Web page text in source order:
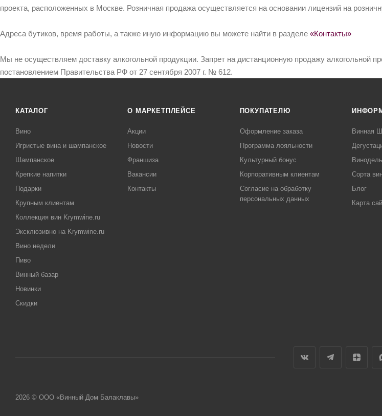
проекта, расположенных в Москве. Розничная продажа осуществляется на основании лицензий на
Адреса бутиков, время работы, а также иную информацию вы можете найти в разделе «Контакты»
Мы не осуществляем доставку алкогольной продукции. Запрет на дистанционную продажу алкогольной
постановлением Правительства РФ от 27 сентября 2007 г. № 612.
КАТАЛОГ
Вино
Игристые вина и шампанское
Шампанское
Крепкие напитки
Подарки
Крупным клиентам
Коллекция вин Krymwine.ru
Эксклюзивно на Krymwine.ru
Вино недели
Пиво
Винный базар
Новинки
Скидки
О МАРКЕТПЛЕЙСЕ
Акции
Новости
Франшиза
Вакансии
Контакты
ПОКУПАТЕЛЮ
Оформление заказа
Программа лояльности
Культурный бонус
Корпоративным клиентам
Согласие на обработку
персональных данных
Винная
Сорта
Блог
Карта
2026 © ООО «Винный Дом Балаклавы»